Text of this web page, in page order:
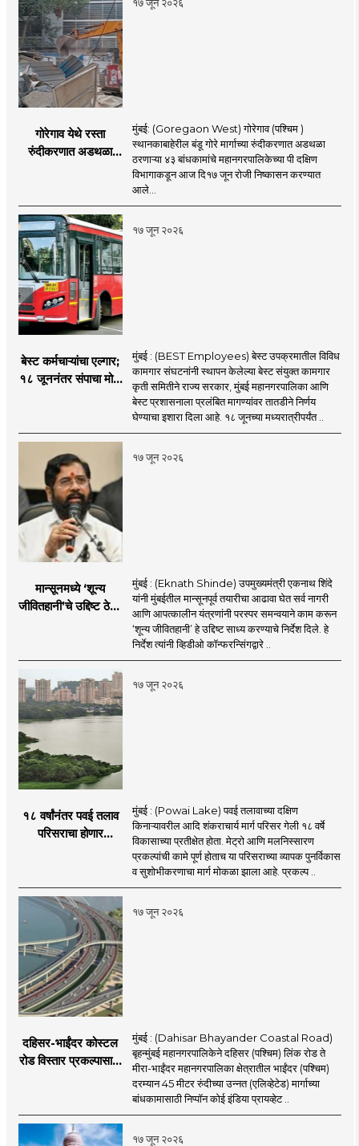
गोरेगाव येथे रस्ता
रुंदीकरणात अडथळा
मुंबई: (Goregaon West) गोरेगाव (पश्चिम )
स्थानकाबाहेरील बंडू गोरे मार्गाच्या रुंदीकरणात अडथळा
ठरणाऱ्या ४३ बांधकामांचे महानगरपालिकेच्या पी दक्षिण
विभागाकडून आज दि१७ जून रोजी निष्कासन करण्यात
आले...
१७ जून २०२६
बेस्ट कर्मचाऱ्यांचा एल्गार;
१८ जूननंतर संपाचा मोठा
मुंबई : (BEST Employees) बेस्ट उपक्रमातील विविध
कामगार संघटनांनी स्थापन केलेल्या बेस्ट संयुक्त कामगार
कृती समितीने राज्य सरकार, मुंबई महानगरपालिका आणि
बेस्ट प्रशासनाला प्रलंबित मागण्यांवर तातडीने निर्णय
घेण्याचा इशारा दिला आहे. १८ जूनच्या मध्यरात्रीपर्यंत ..
१७ जून २०२६
मान्सूनमध्ये ‘शून्य
जीवितहानी’चे उद्दिष्ट ठेवून
शिंदे
मुंबई : (Eknath Shinde) उपमुख्यमंत्री एकनाथ शिंदे
यांनी मुंबईतील मान्सूनपूर्व तयारीचा आढावा घेत सर्व नागरी
आणि आपत्कालीन यंत्रणांनी परस्पर समन्वयाने काम करून
‘शून्य जीवितहानी’ हे उद्दिष्ट साध्य करण्याचे निर्देश दिले. हे
निर्देश त्यांनी व्हिडीओ कॉन्फरन्सिंगद्वारे ..
१७ जून २०२६
१८ वर्षांनंतर पवई तलाव
परिसराचा होणार
सुरुवात;
मुंबई : (Powai Lake) पवई तलावाच्या दक्षिण
किनाऱ्यावरील आदि शंकराचार्य मार्ग परिसर गेली १८ वर्षे
विकासाच्या प्रतीक्षेत होता. मेट्रो आणि मलनिस्सारण
प्रकल्पांची कामे पूर्ण होताच या परिसराच्या व्यापक पुनर्विकास
व सुशोभीकरणाचा मार्ग मोकळा झाला आहे. प्रकल्प ..
१७ जून २०२६
दहिसर-भाईंदर कोस्टल
रोड विस्तार प्रकल्पासाठी
मंजुरीची प्रतीक्षा
मुंबई : (Dahisar Bhayander Coastal Road)
बृहन्मुंबई महानगरपालिकेने दहिसर (पश्चिम) लिंक रोड ते
मीरा-भाईंदर महानगरपालिका क्षेत्रातील भाईंदर (पश्चिम)
दरम्यान 45 मीटर रुंदीच्या उन्नत (एलिव्हेटेड) मार्गाच्या
बांधकामासाठी निप्पॉन कोई इंडिया प्रायव्हेट ..
१७ जून २०२६